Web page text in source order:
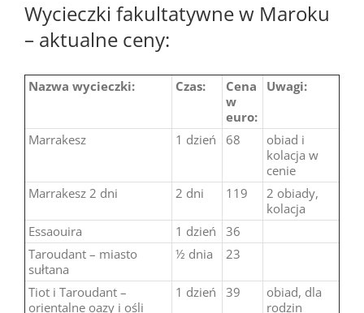
Wycieczki fakultatywne w Maroku
– aktualne ceny:
Nazwa wycieczki: Czas:
Cena
w
euro:
Uwagi:
Marrakesz 1 dzień 68
obiad i
kolacja w
cenie
Marrakesz 2 dni
2 dni 119
2 obiady,
kolacja
Essaouira
1 dzień
36
Taroudant – miasto
sułtana
½ dnia 23
Tiot i Taroudant –
orientalne oazy i ośli
1 dzień 39
obiad, dla
rodzin